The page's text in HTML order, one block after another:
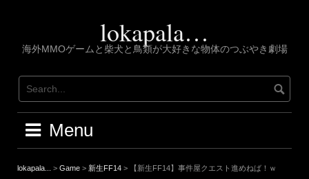
lokapala…
海外MMOゲームと柴犬と鳥類が大好きな物体のつぶやき劇場
Menu
lokapala... > Game > 新生FF14 > 【新生FF14】事件屋クエスト進めねば！ｗ